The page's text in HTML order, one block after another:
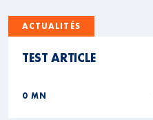
ACTUALITÉS
TEST ARTICLE
0 MN